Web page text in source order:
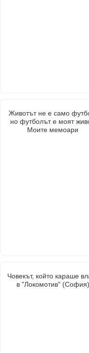
Животът не е само
но футболът е моят
Моите мемоари
Човекът, който караше
в "Локомотив" (София)